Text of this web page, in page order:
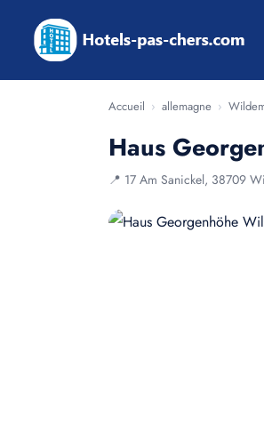
Accueil › allemagne ›
Haus
📍 17 Am Sanickel, 38709